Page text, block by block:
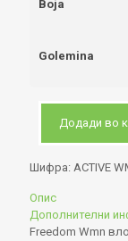
Boja
Golemina
Додади во
Шифра: ACTIVE
Опис
Дополнителни
Freedom Wmn